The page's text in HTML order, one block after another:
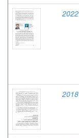
2022
2018